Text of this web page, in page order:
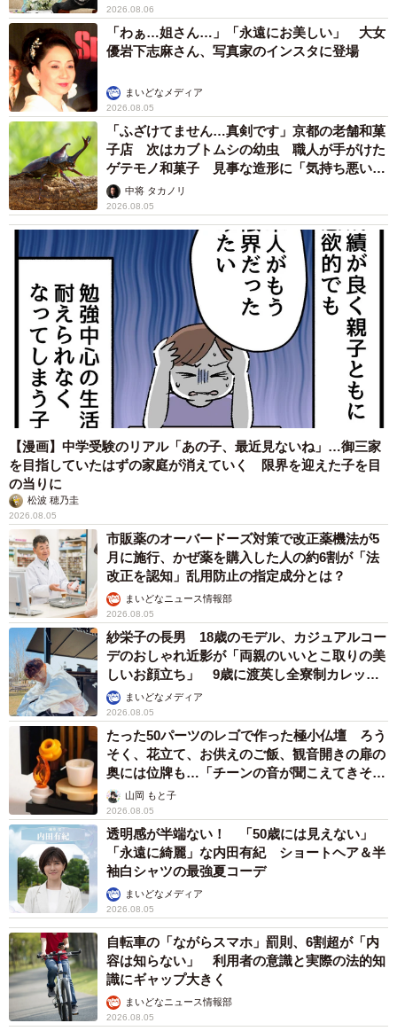
2026.08.06
「わぁ…姐さん…」「永遠にお美しい」 大女
優岩下志麻さん、写真家のインスタに登場
まいどなメディア
2026.08.05
「ふざけてません…真剣です」京都の老舗和菓
子店 次はカブトムシの幼虫 職人が手がけた
ゲテモノ和菓子 見事な造形に「気持ち悪いく
らいリアル」
中将 タカノリ
2026.08.05
【漫画】中学受験のリアル「あの子、最近見ないね」…御三家
を目指していたはずの家庭が消えていく 限界を迎えた子を目
の当りに
松波 穂乃圭
2026.08.05
市販薬のオーバードーズ対策で改正薬機法が5
月に施行、かぜ薬を購入した人の約6割が「法
改正を認知」乱用防止の指定成分とは？
まいどなニュース情報部
2026.08.05
紗栄子の長男 18歳のモデル、カジュアルコー
デのおしゃれ近影が「両親のいいとこ取りの美
しいお顔立ち」 9歳に渡英し全寮制カレッジ
で学ぶまいどなメディア
2026.08.05
たった50パーツのレゴで作った極小仏壇 ろう
そく、花立て、お供えのご飯、観音開きの扉の
奥には位牌も…「チーンの音が聞こえてきそ
う」山岡 もと子
2026.08.05
透明感が半端ない！ 「50歳には見えない」
「永遠に綺麗」な内田有紀 ショートヘア＆半
袖白シャツの最強夏コーデ
まいどなメディア
2026.08.05
自転車の「ながらスマホ」罰則、6割超が「内
容は知らない」 利用者の意識と実際の法的知
識にギャップ大きく
まいどなニュース情報部
2026.08.05